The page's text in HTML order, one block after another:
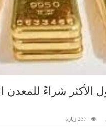
الأكثر شراءً للمعدن
237 زيارة